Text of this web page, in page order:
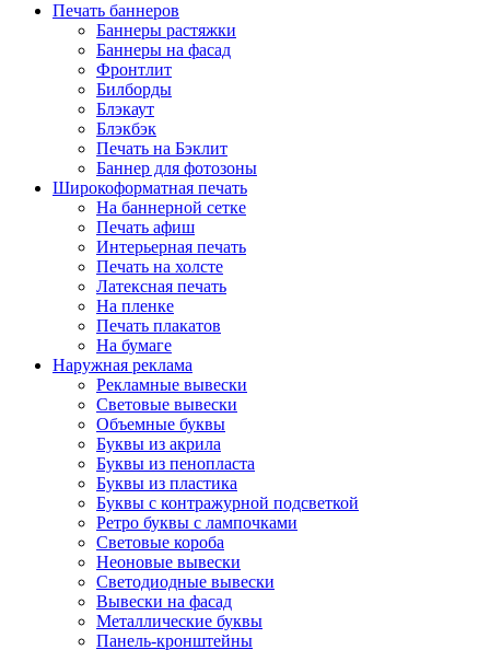
Печать баннеров
Баннеры растяжки
Баннеры на фасад
Фронтлит
Билборды
Блэкаут
Блэкбэк
Печать на Бэклит
Баннер для фотозоны
Широкоформатная печать
На баннерной сетке
Печать афиш
Интерьерная печать
Печать на холсте
Латексная печать
На пленке
Печать плакатов
На бумаге
Наружная реклама
Рекламные вывески
Световые вывески
Объемные буквы
Буквы из акрила
Буквы из пенопласта
Буквы из пластика
Буквы с контражурной подсветкой
Ретро буквы с лампочками
Световые короба
Неоновые вывески
Светодиодные вывески
Вывески на фасад
Металлические буквы
Панель-кронштейны